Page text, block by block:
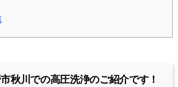
秋川での高圧洗浄のご紹介です！